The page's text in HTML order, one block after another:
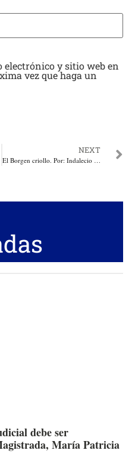
electrónico y sitio web en
vez que haga un
NEXT
El Borgen criollo. Por: Indalecio Dangond*
debe ser
María Patricia